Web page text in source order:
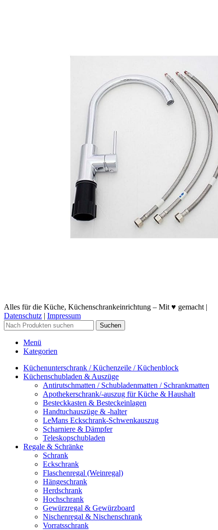
Alles für die Küche, Küchenschrankeinrichtung – Mit ♥ gemacht |
Datenschutz | Impressum
Suchen
Menü
Kategorien
Küchenunterschrank / Küchenzeile / Küchenblock
Küchenschubladen & Auszüge
Antirutschmatten / Schubladenmatten / Schrankmatten
Apothekerschrank/-auszug für Küche & Haushalt
Besteckkasten & Besteckeinlagen
Handtuchauszüge & -halter
LeMans Eckschrank-Schwenkauszug
Scharniere & Dämpfer
Teleskopschubladen
Regale & Schränke
Schrank
Eckschrank
Flaschenregal (Weinregal)
Hängeschrank
Herdschrank
Hochschrank
Gewürzregal & Gewürzboard
Nischenregal & Nischenschrank
Vorratsschrank